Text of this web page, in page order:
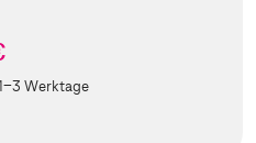
3 Werktage